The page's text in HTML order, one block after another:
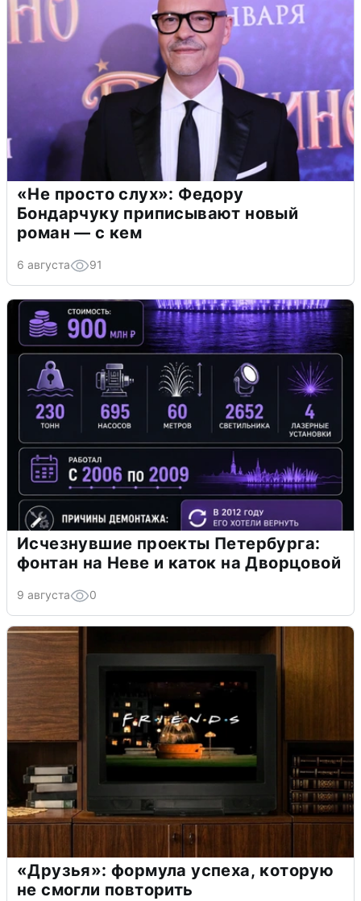
«Не просто слух»: Федору
Бондарчуку приписывают новый
роман — с кем
6 августа 91
Исчезнувшие проекты Петербурга:
фонтан на Неве и каток на Дворцовой
9 августа 0
«Друзья»: формула успеха, которую
не смогли повторить